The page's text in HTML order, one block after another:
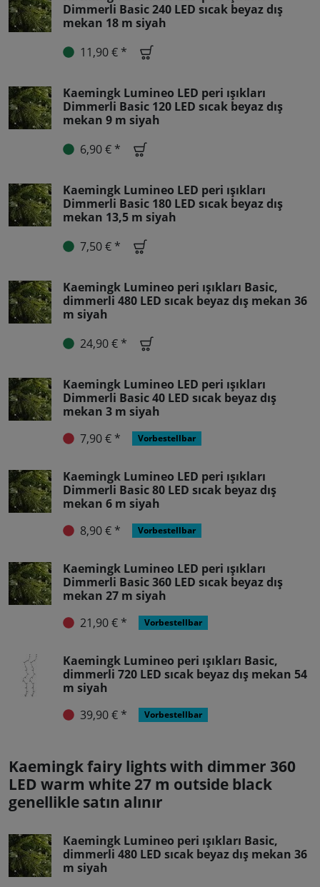
Dimmerli Basic 240 LED sıcak beyaz dış
mekan 18 m siyah
11,90 € *
Kaemingk Lumineo LED peri ışıkları
Dimmerli Basic 120 LED sıcak beyaz dış
mekan 9 m siyah
6,90 € *
Kaemingk Lumineo LED peri ışıkları
Dimmerli Basic 180 LED sıcak beyaz dış
mekan 13,5 m siyah
7,50 € *
Kaemingk Lumineo peri ışıkları Basic,
dimmerli 480 LED sıcak beyaz dış mekan 36
m siyah
24,90 € *
Kaemingk Lumineo LED peri ışıkları
Dimmerli Basic 40 LED sıcak beyaz dış
mekan 3 m siyah
7,90 € *
Vorbestellbar
Kaemingk Lumineo LED peri ışıkları
Dimmerli Basic 80 LED sıcak beyaz dış
mekan 6 m siyah
8,90 € *
Vorbestellbar
Kaemingk Lumineo LED peri ışıkları
Dimmerli Basic 360 LED sıcak beyaz dış
mekan 27 m siyah
21,90 € *
Vorbestellbar
Kaemingk Lumineo peri ışıkları Basic,
dimmerli 720 LED sıcak beyaz dış mekan 54
m siyah
39,90 € *
Vorbestellbar
Kaemingk fairy lights with dimmer 360
LED warm white 27 m outside black
genellikle satın alınır
Kaemingk Lumineo peri ışıkları Basic,
dimmerli 480 LED sıcak beyaz dış mekan 36
m siyah